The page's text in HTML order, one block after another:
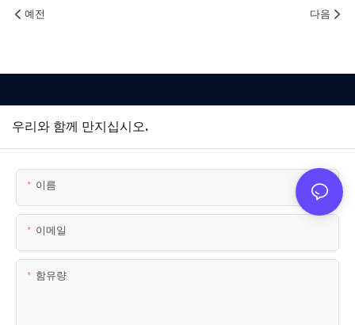
예전 다음
우리와 함께 만지십시오.
이름
이메일
함유량